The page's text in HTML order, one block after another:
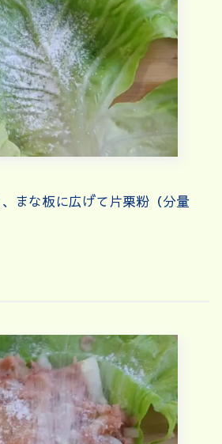
な板に広げて片栗粉（分量